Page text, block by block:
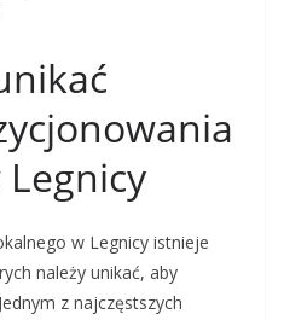
w Legnicy istnieje
należy unikać, aby
z najczęstszych